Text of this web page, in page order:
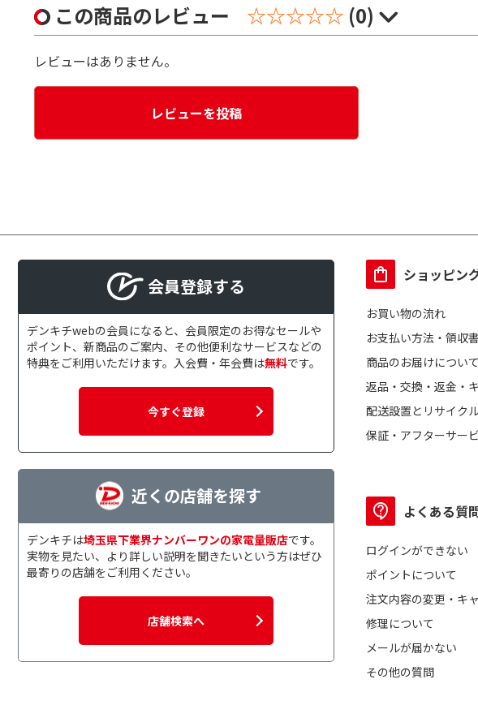
この商品のレビュー ☆☆☆☆☆ (0)
レビューはありません。
レビューを投稿
会員登録する
デンキチwebの会員になると、会員限定のお得なセールや
ポイント、新商品のご案内、その他便利なサービスなどの
特典をご利用いただけます。入会費・年会費は無料です。
今すぐ登録
近くの店舗を探す
デンキチは埼玉県下業界ナンバーワンの家電量販店です。
実物を見たい、より詳しい説明を聞きたいという方はぜひ
最寄りの店舗をご利用ください。
店舗検索へ
ショッピン
お買い物の流れ
お支払い方法・領収
商品のお届けについて
返品・交換・返金・
配送設置とリサイク
保証・アフターサー
よくある質
ログインができない
ポイントについて
注文内容の変更・キ
修理について
メールが届かない
その他の質問